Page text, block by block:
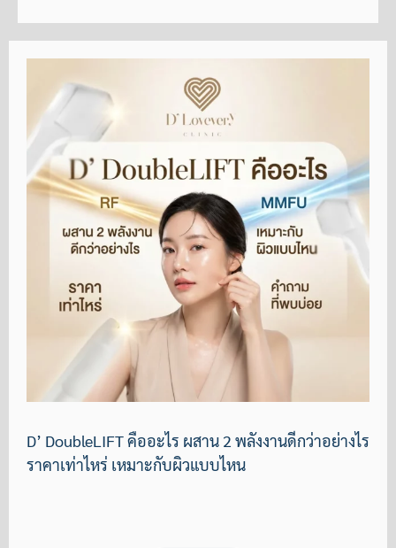
D’ DoubleLIFT คืออะไร ผสาน 2 พลังงานดีกว่าอย่างไร
ราคาเท่าไหร่ เหมาะกับผิวแบบไหน